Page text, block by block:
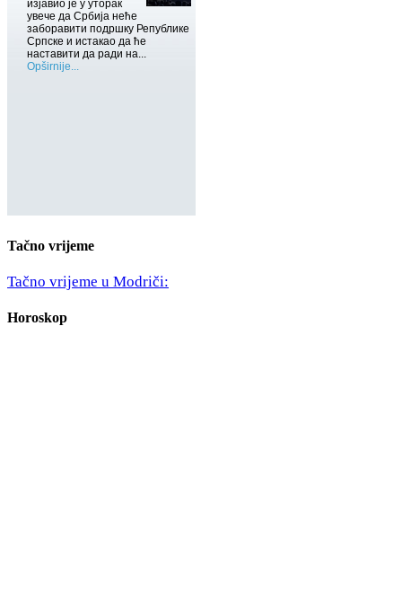
Tačno vrijeme
Tačno vrijeme u Modriči:
Horoskop